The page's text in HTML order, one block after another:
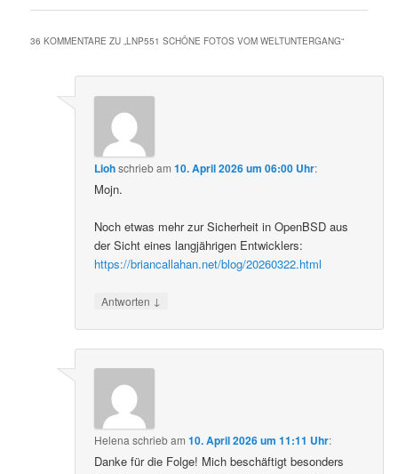
36 KOMMENTARE ZU „LNP551 SCHÖNE FOTOS VOM WELTUNTERGANG“
Liohschriebam10. April 2026 um 06:00 Uhr:
Mojn.
Noch etwas mehr zur Sicherheit in OpenBSD aus
der Sicht eines langjährigen Entwicklers:
https://briancallahan.net/blog/20260322.html
Antworten ↓
Helena schriebam10. April 2026 um 11:11 Uhr:
Danke für die Folge! Mich beschäftigt besonders